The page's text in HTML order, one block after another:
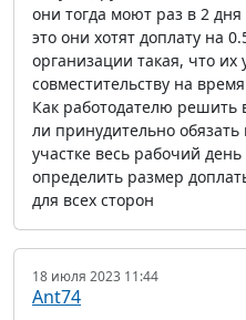
они тогда моют раз в 2
это они хотят доплату на
организации такая, что
совместительству на
Как работодателю
ли принудительно
участке весь рабочий
определить размер
для всех сторон
18 июля 2023 11:44
Ant74